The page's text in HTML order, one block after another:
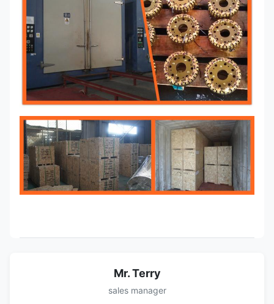
Mr. Terry
sales manager